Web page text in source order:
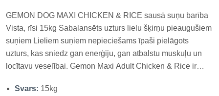
GEMON DOG MAXI CHICKEN & RICE sausā suņu barība
Vista, rīsi 15kg Sabalansēts uzturs lielu šķirņu pieaugušiem
suņiem Lieliem suņiem nepieciešams īpaši pielāgots
uzturs, kas sniedz gan enerģiju, gan atbalstu muskuļu un
locītavu veselībai. Gemon Maxi Adult Chicken & Rice ir
augstvērtīgas olbaltumvielas, viegli sagremojamus
Svars: 15kg